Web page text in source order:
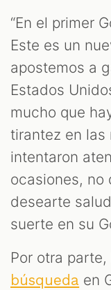
“En el primer
Este es un
apostemos a
Estados
mucho que
tirantez en las
intentaron
ocasiones, no
desearte
suerte en su
Por otra
búsqueda en